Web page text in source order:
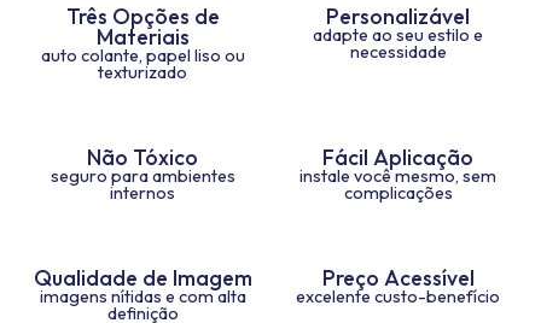
Três Opções de
Materiais
auto colante, papel liso ou
texturizado
Personalizável
adapte ao seu estilo e
necessidade
Não Tóxico
seguro para ambientes
internos
Fácil Aplicação
instale você mesmo, sem
complicações
Qualidade de Imagem
imagens nítidas e com alta
definição
Preço Acessível
excelente custo-benefício